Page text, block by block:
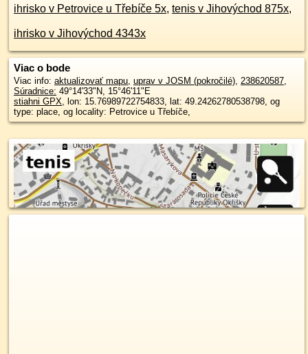
ihrisko v Petrovice u Třebíče 5x, tenis v Jihovýchod 875x,
ihrisko v Jihovýchod 4343x
Viac o bode
Viac info: aktualizovať mapu, uprav v JOSM (pokročilé), 238620587,
Súradnice: 49°14'33"N, 15°46'11"E
stiahni GPX, lon: 15.76989722754833, lat: 49.24262780538798, og
type: place, og locality: Petrovice u Třebíče,